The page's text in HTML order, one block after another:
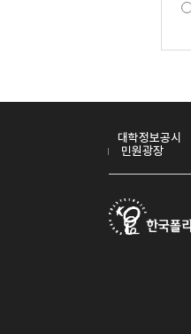
대학정보공시
민원광장